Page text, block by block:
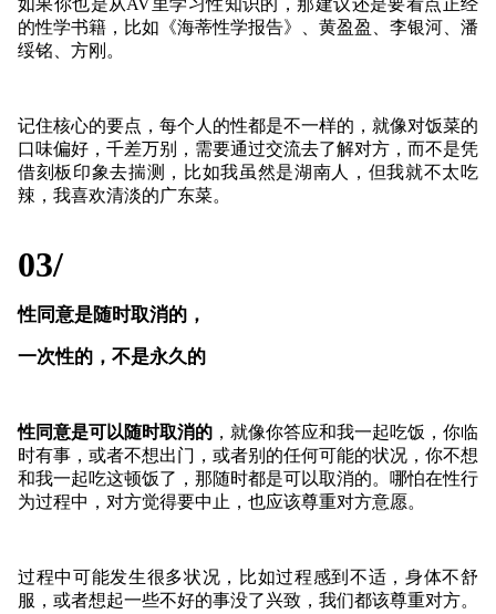
的性学书籍，比如《海蒂性学报告》、黄盈盈、李银河、潘
绥铭、方刚。
记住核心的要点，每个人的性都是不一样的，就像对饭菜的
口味偏好，千差万别，需要通过交流去了解对方，而不是凭
借刻板印象去揣测，比如我虽然是湖南人，但我就不太吃
辣，我喜欢清淡的广东菜。
03/
性同意是随时取消的，
一次性的，不是永久的
性同意是可以随时取消的 ，就像你答应和我一起吃饭，你临
时有事，或者不想出门，或者别的任何可能的状况，你不想
和我一起吃这顿饭了，那随时都是可以取消的。哪怕在性行
为过程中，对方觉得要中止，也应该尊重对方意愿。
过程中可能发生很多状况，比如过程感到不适，身体不舒
服，或者想起一些不好的事没了兴致，我们都该尊重对方。